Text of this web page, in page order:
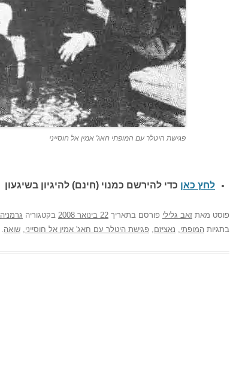
פגישת היטלר עם המופתי חאג' אמין אל חוסייני
לחץ כאן כדי להירשם כמנוי (חינם) להיגיון בשיגעון
פוסט מאת זאב גלילי פורסם בתאריך 22 בינואר 2008 בקטגוריה גרמניה
בתגיות המופתי, נאציזם, פגישת היטלר עם חאג' אמין אל חוסייני, שואה.